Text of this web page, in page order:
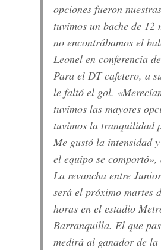
opciones fueron
tuvimos un bache de 12
no encontrábamos el
Leonel en conferencia
Para el DT cafetero, a
le faltó el gol.
tuvimos las mayores
tuvimos la tranquilidad
Me gustó la intensidad
el equipo se comportó»,
La revancha entre
será el próximo martes
horas en el estadio
Barranquilla. El que
medirá al ganador de la